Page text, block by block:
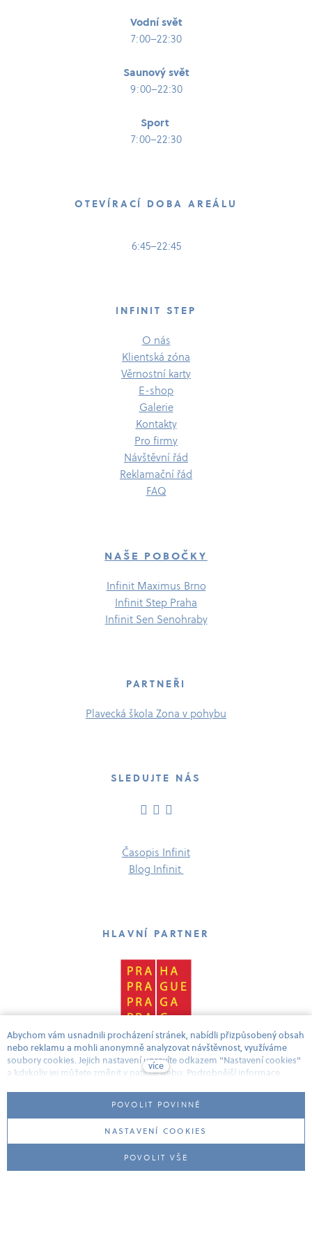
Vodní svět
7:00–22:30
Saunový svět
9:00–22:30
Sport
7:00–22:30
OTEVÍRACÍ DOBA AREÁLU
6:45–22:45
INFINIT STEP
O nás
Klientská zóna
Věrnostní karty
E-​shop
Galerie
Kontakty
Pro firmy
Návštěvní řád
Reklamační řád
FAQ
NAŠE POBOČKY
Infinit Maximus Brno
Infinit Step Praha
Infinit Sen Senohraby
PARTNEŘI
Plavecká škola Zona v pohybu
SLEDUJTE NÁS
Časopis Infinit
Blog Infinit
HLAVNÍ PARTNER
Obchodní podmínky
Nastavení cookies
Abychom vám usnadnili procházení stránek, nabídli přizpůsobený obsah
nebo reklamu a mohli anonymně analyzovat návštěvnost, využíváme
soubory cookies. Jejich nastavení upravíte odkazem "Nastavení cookies"
a kdykoliv jej můžete změnit v patičce webu. Podrobnější informace
více
POVOLIT POVINNÉ
NASTAVENÍ COOKIES
POVOLIT VŠE